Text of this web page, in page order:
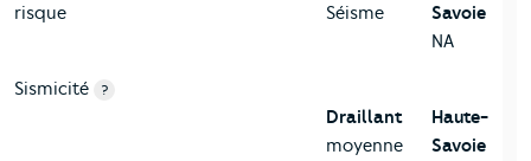
risque
Séisme
Savoie
NA
Sismicité ?
Draillant
moyenne
Haute-
Savoie